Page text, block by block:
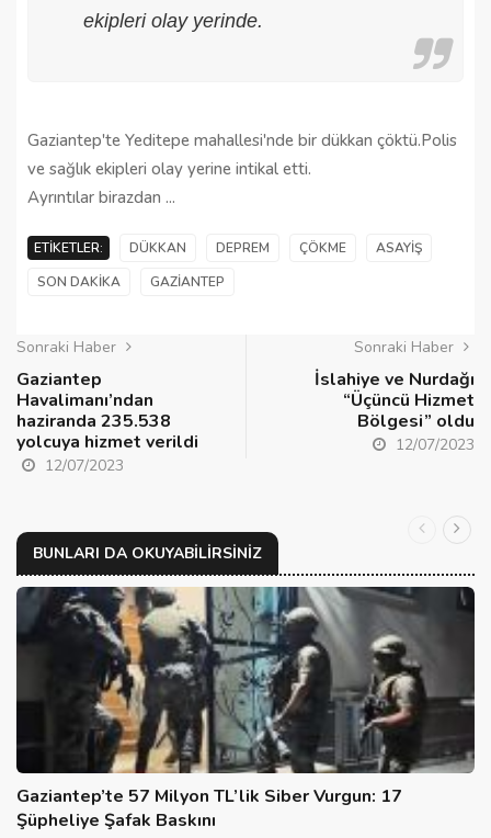
ekipleri olay yerinde.
Gaziantep'te Yeditepe mahallesi'nde bir dükkan çöktü.Polis
ve sağlık ekipleri olay yerine intikal etti.
Ayrıntılar birazdan ...
ETIKETLER: DÜKKAN DEPREM ÇÖKME
ASAYIŞ
SON DAKIKA
GAZIANTEP
Sonraki Haber
Gaziantep
Havalimanı’ndan
haziranda 235.538
yolcuya hizmet verildi
12/07/2023
Sonraki Haber
İslahiye ve Nurdağı
“Üçüncü Hizmet
Bölgesi” oldu
12/07/2023
BUNLARI DA OKUYABILIRSINIZ
Gaziantep’te 57 Milyon TL’lik Siber Vurgun: 17
Şüpheliye Şafak Baskını